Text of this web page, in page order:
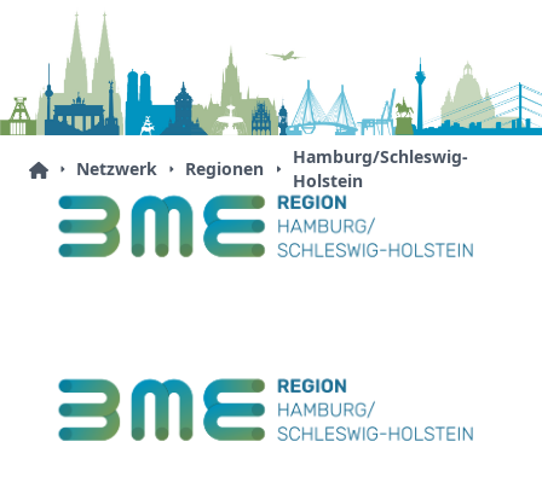
Netzwerk Regionen
Hamburg/Schleswig-
Holstein